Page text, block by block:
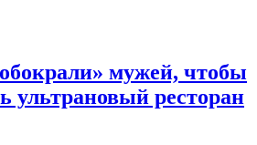
мужей, чтобы
ультрановый ресторан